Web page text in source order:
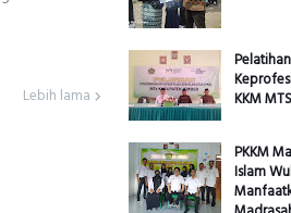
Lebih lama
KKM
PKKM
Islam